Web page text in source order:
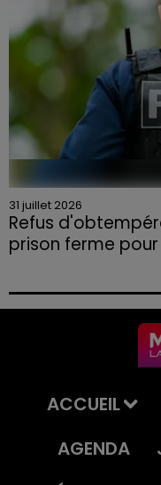
31 juillet 2026
Refus
prison ferme pour
permis et la
ACCUEIL
AGENDA